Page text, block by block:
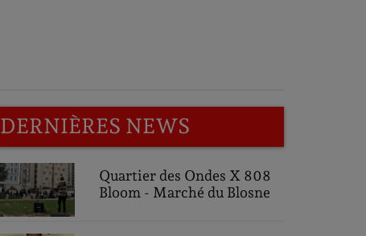
DERNIÈRES NEWS
Quartier des Ondes X 808
Bloom - Marché du Blosne